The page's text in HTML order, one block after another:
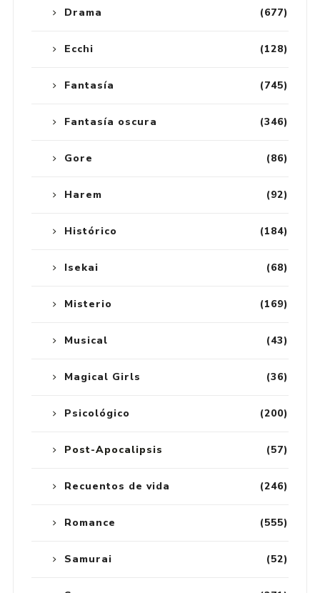
(677)
Drama
(128)
Ecchi
(745)
Fantasía
(346)
Fantasía oscura
(86)
Gore
(92)
Harem
(184)
Histórico
(68)
Isekai
(169)
Misterio
(43)
Musical
(36)
Magical Girls
(200)
Psicológico
(57)
Post-Apocalipsis
(246)
Recuentos de vida
(555)
Romance
(52)
Samurai